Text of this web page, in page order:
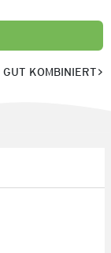
GUT KOMBINIERT